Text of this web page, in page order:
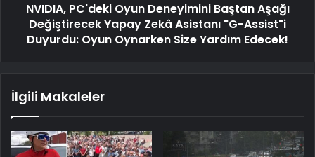
NVIDIA, PC'deki Oyun Deneyimini Baştan Aşağı
Değiştirecek Yapay Zekâ Asistanı "G-Assist"i
Duyurdu: Oyun Oynarken Size Yardım Edecek!
İlgili Makaleler